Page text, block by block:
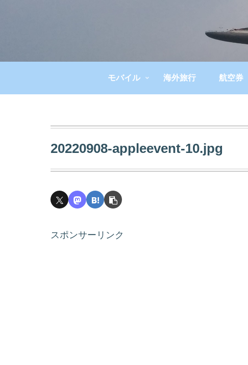
モバイル 海外旅行 航空券
20220908-appleevent-10.jpg
スポンサーリンク